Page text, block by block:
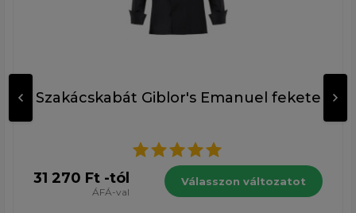
Szakácskabát Giblor's Emanuel fekete
31 270 Ft -tól
ÁFÁ-val
Válasszon változatot